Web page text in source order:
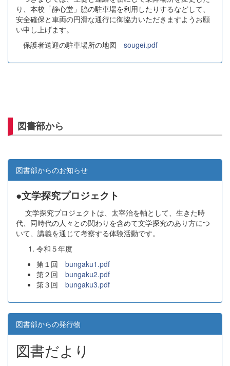
り、本校「静心堂」脇の駐車場を利用したりするなどして、
安全確保と車両の円滑な通行に御協力いただきますようお願
い申し上げます。
保護者送迎の駐車場所の地図 sougei.pdf
図書部から
図書部からのお知らせ
●文学探究プロジェクト
文学探究プロジェクトは、太宰治を軸として、生きた時
代、同時代の人々との関わりを含めて文学探究のあり方につ
いて、講義を通じて考察する体験活動です。
令和５年度
第１回 bungaku1.pdf
第２回 bungaku2.pdf
第３回 bungaku3.pdf
図書部からの発行物
図書だより